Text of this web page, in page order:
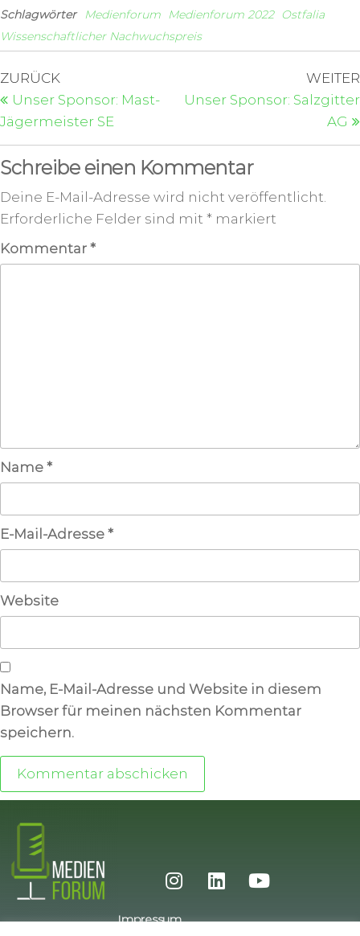
Schlagwörter
Medienforum Medienforum 2022
Ostfalia
Wissenschaftlicher Nachwuchspreis
ZURÜCK
Unser Sponsor: Mast-
Jägermeister SE
WEITER
Unser Sponsor: Salzgitter
AG
Schreibe einen Kommentar
Deine E-Mail-Adresse wird nicht veröffentlicht.
Erforderliche Felder sind mit * markiert
Kommentar *
Name *
E-Mail-Adresse *
Website
Name, E-Mail-Adresse und Website in diesem
Browser für meinen nächsten Kommentar
speichern.
Impressum